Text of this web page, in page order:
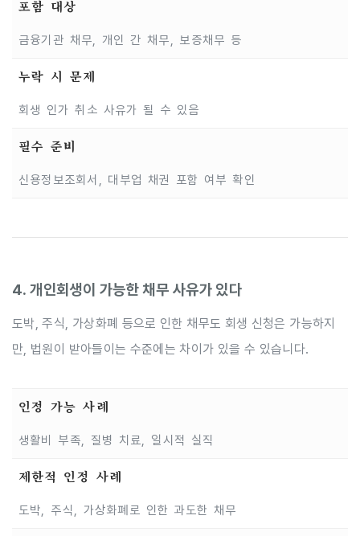
포함 대상
금융기관 채무, 개인 간 채무, 보증채무 등
누락 시 문제
회생 인가 취소 사유가 될 수 있음
필수 준비
신용정보조회서, 대부업 채권 포함 여부 확인
4. 개인회생이 가능한 채무 사유가 있다
도박, 주식, 가상화폐 등으로 인한 채무도 회생 신청은 가능하지
만, 법원이 받아들이는 수준에는 차이가 있을 수 있습니다.
인정 가능 사례
생활비 부족, 질병 치료, 일시적 실직
제한적 인정 사례
도박, 주식, 가상화폐로 인한 과도한 채무